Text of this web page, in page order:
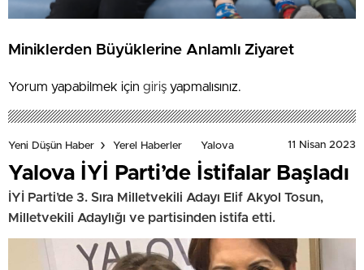
Miniklerden Büyüklerine Anlamlı Ziyaret
Yorum yapabilmek için giriş yapmalısınız.
Yeni Düşün Haber Yerel Haberler Yalova 11 Nisan 2023
Yalova İYİ Parti’de İstifalar Başladı
İYİ Parti’de 3. Sıra Milletvekili Adayı Elif Akyol Tosun,
Milletvekili Adaylığı ve partisinden istifa etti.